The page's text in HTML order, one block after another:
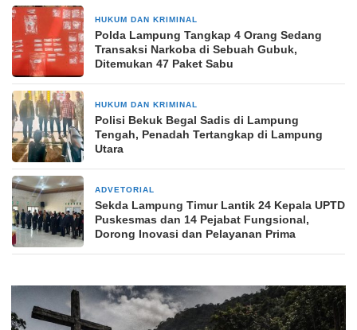
HUKUM DAN KRIMINAL
Polda Lampung Tangkap 4 Orang Sedang
Transaksi Narkoba di Sebuah Gubuk,
Ditemukan 47 Paket Sabu
HUKUM DAN KRIMINAL
Polisi Bekuk Begal Sadis di Lampung
Tengah, Penadah Tertangkap di Lampung
Utara
ADVETORIAL
‎Sekda Lampung Timur Lantik 24 Kepala UPTD
Puskesmas dan 14 Pejabat Fungsional,
Dorong Inovasi dan Pelayanan Prima